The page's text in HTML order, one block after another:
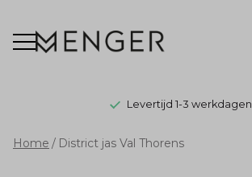
Levertijd 1-3 werkdagen
District
Home District jas Val Thorens